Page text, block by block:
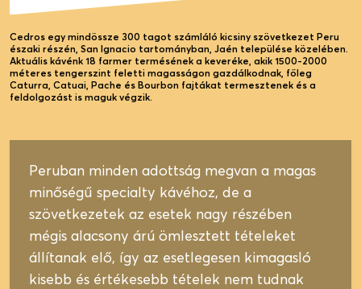
Cedros egy mindössze 300 tagot számláló kicsiny szövetkezet Peru
északi részén, San Ignacio tartományban, Jaén települése közelében.
Aktuális kávénk 18 farmer termésének a keveréke, akik 1500-2000
méteres tengerszint feletti magasságon gazdálkodnak, főleg
Caturra, Catuai, Pache és Bourbon fajtákat termesztenek és a
feldolgozást is maguk végzik.
Peruban minden adottság megvan a magas
minőségű specialty kávéhoz, de a
szövetkezetek az esetek nagy részében
mégis alacsony árú ömlesztett tételeket
állítanak elő, így az esetlegesen kimagasló
kisebb és értékesebb tételek nem tudnak